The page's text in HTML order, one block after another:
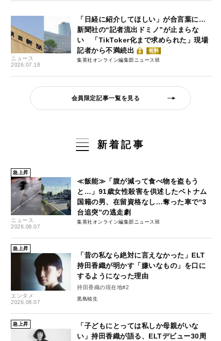
ニュース
2026.07.18
「日経に紹介してほしい」が合言葉に…
新聞社の“記者流出ドミノ”が止まらな
い 「TikToker化まで求められた」現場
記者から不満続出
有料
集英社オンライン編集部ニュース班
会員限定記事一覧を見る
新着記事
急上昇
ニュース
2026.08.07
≪飯能≫「腹が減って食べ物を盗もう
と…」91歳女性殺害を供述したベトナム
国籍の男、在留資格なし…奪った車で“3
台追突”の逃走劇
集英社オンライン編集部ニュース班
急上昇
エンタメ
2026.08.07
「昔の私なら絶対に言えなかった」ELT
持田香織が明かす「嫌いなもの」を口に
するようになった理由
持田香織の現在地#2
黒島暁生
急上昇
「子どもにとっては私しか母親がいな
い」持田香織が語る、ELTデビュー30周